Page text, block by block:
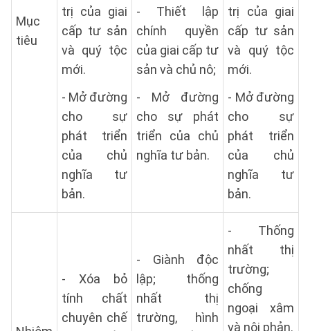
Mục
tiêu
trị của giai
cấp tư sản
và quý tộc
mới.
- Mở đường
cho sự
phát triển
của chủ
nghĩa tư
bản.
- Thiết lập
chính quyền
của giai cấp tư
sản và chủ nô;
- Mở đường
cho sự phát
triển của chủ
nghĩa tư bản.
trị của giai
cấp tư sản
và quý tộc
mới.
- Mở đường
cho sự
phát triển
của chủ
nghĩa tư
bản.
- Xóa bỏ
tính chất
chuyên chế
- Giành độc
lập; thống
nhất thị
trường, hình
- Thống
nhất thị
trường;
chống
ngoại xâm
và nội phản.